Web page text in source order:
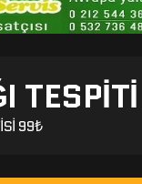
99₺